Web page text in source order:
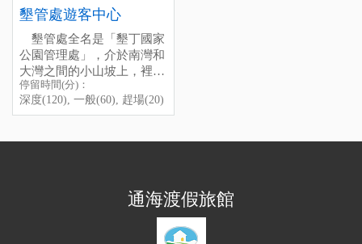
登頂後整個恆春半島的景觀
盡入眼底，一覽無遺。 不
過目前已禁止攀爬，違者國
家公園警察會處以罰款。
around is much Iower,
makes it look like very high,
you can easily to see it no
matter from Nanwan Bay or
Eluanbi Lighthouse.
can climb up to the
mountain; from the east side,
it takes about 1.5 hrs, from
the west side, it takes about
2.5 hrs, you can enjoy the
scenery of whole of
Hengchun Peninsula from
Unfortunately, because it is
too dangerous, now it is not
aIIow to climb it.
墾管處遊客中心
墾管處全名是「墾丁國家
公園管理處」，介於南灣和
大灣之間的小山坡上，裡頭
很完整的介紹「墾丁國家公
園」裡的種種資源，對於想
了解墾丁的人，可以說是一
公園」是從那個漂亮的牌樓
進去才開始算，結果那只是
林務局的「墾丁公園」，只
停留時間(分)：
深度(120), 一般(60), 趕場(20)
通海渡假旅館